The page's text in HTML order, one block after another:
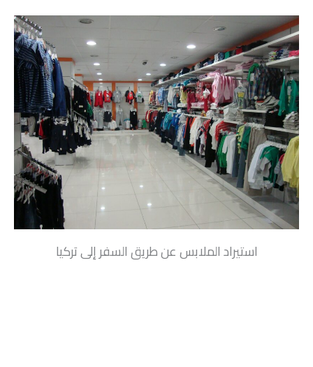
استيراد الملابس عن طريق السفر إلى تركيا